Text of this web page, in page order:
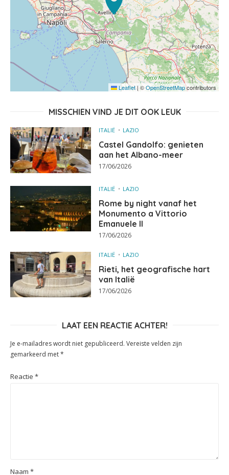
Leaflet| ©OpenStreetMapcontributors
MISSCHIEN VIND JE DIT OOK LEUK
ITALIË LAZIO
Castel Gandolfo: genieten
aan het Albano-meer
17/06/2026
ITALIË LAZIO
Rome by night vanaf het
Monumento a Vittorio
Emanuele II
17/06/2026
ITALIË LAZIO
Rieti, het geografische hart
van Italië
17/06/2026
LAAT EEN REACTIE ACHTER!
Je e-mailadres wordt niet gepubliceerd. Vereiste velden zijn
gemarkeerd met*
Reactie *
Naam *